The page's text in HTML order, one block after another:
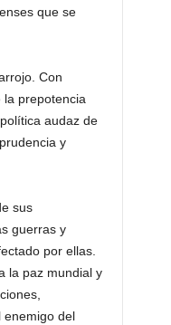
que se
Con
prepotencia
audaz de
y
sus
guerras y
por ellas.
la paz mundial y
enemigo del